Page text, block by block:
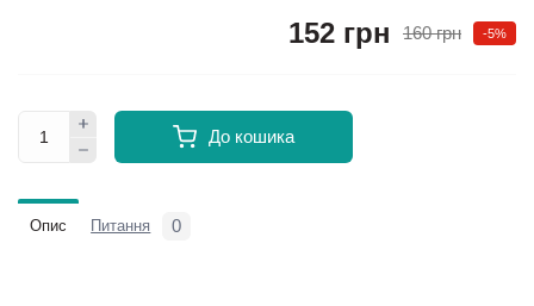
160 грн -5%
152 грн
До кошика
Опис Питання 0